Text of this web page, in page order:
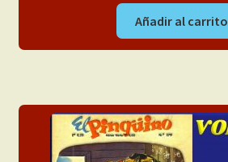
Añadir al carrito